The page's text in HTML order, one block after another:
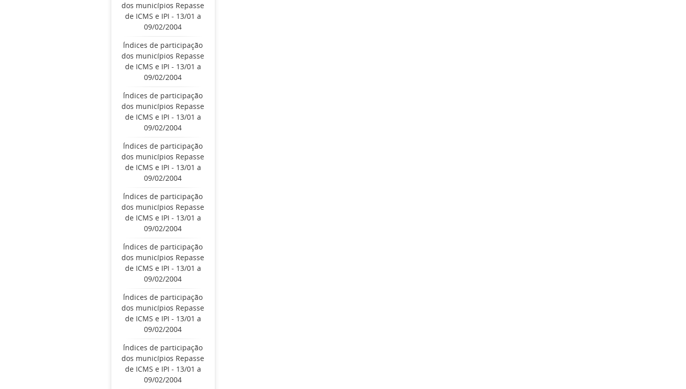
dos municípios Repasse
de ICMS e IPI - 13/01 a
09/02/2004
Índices de participação
dos municípios Repasse
de ICMS e IPI - 13/01 a
09/02/2004
Índices de participação
dos municípios Repasse
de ICMS e IPI - 13/01 a
09/02/2004
Índices de participação
dos municípios Repasse
de ICMS e IPI - 13/01 a
09/02/2004
Índices de participação
dos municípios Repasse
de ICMS e IPI - 13/01 a
09/02/2004
Índices de participação
dos municípios Repasse
de ICMS e IPI - 13/01 a
09/02/2004
Índices de participação
dos municípios Repasse
de ICMS e IPI - 13/01 a
09/02/2004
Índices de participação
dos municípios Repasse
de ICMS e IPI - 13/01 a
09/02/2004